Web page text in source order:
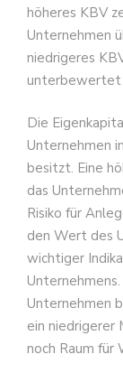
höheres KBV
Unternehmen
niedrigeres
unterbewertet
Die
Unternehmen
besitzt. Eine
das
Risiko für
den Wert des
wichtiger
Unternehmen
ein niedrigerer
noch Raum für